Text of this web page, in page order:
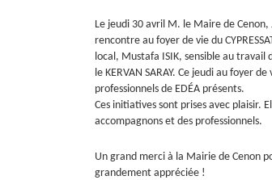
Le jeudi 30 avril M. le Maire de Cenon,
rencontre au foyer de vie du
local, Mustafa ISIK, sensible au
le KERVAN SARAY. Ce jeudi au foyer
professionnels de EDÉA présents.
Ces initiatives sont prises avec plaisir.
accompagnons et des professionnels.
Un grand merci à la Mairie de Cenon
grandement appréciée !